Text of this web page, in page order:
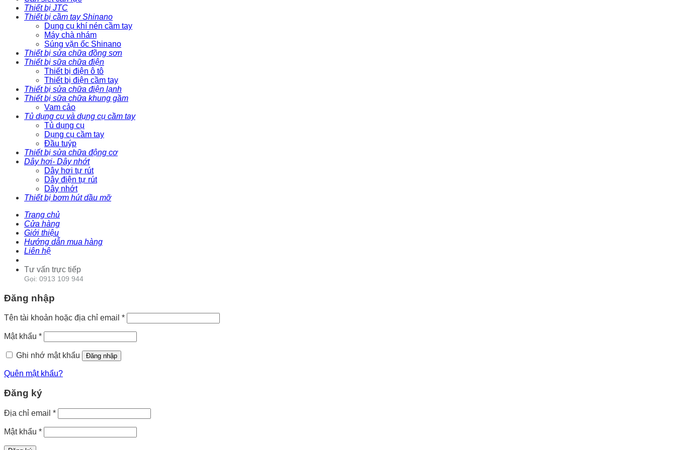
Thiết bị JTC
Thiết bị cầm tay Shinano
Dụng cụ khí nén cầm tay
Máy chà nhám
Súng vặn ốc Shinano
Thiết bị sửa chữa đồng sơn
Thiết bị sữa chữa điện
Thiết bị điện ô tô
Thiết bị điện cầm tay
Thiết bị sửa chữa điện lạnh
Thiết bị sữa chữa khung gầm
Vam cảo
Tủ dụng cụ và dụng cụ cầm tay
Tủ dụng cụ
Dụng cụ cầm tay
Đầu tuýp
Thiết bị sửa chữa động cơ
Dây hơi- Dây nhớt
Dây hơi tự rút
Dây điện tự rút
Dây nhớt
Thiết bị bơm hút dầu mỡ
Trang chủ
Cửa hàng
Giới thiệu
Hướng dẫn mua hàng
Liên hệ
Tư vấn trực tiếp
Gọi: 0913 109 944
Đăng nhập
Tên tài khoản hoặc địa chỉ email *
Mật khẩu *
Ghi nhớ mật khẩu Đăng nhập
Quên mật khẩu?
Đăng ký
Địa chỉ email *
Mật khẩu *